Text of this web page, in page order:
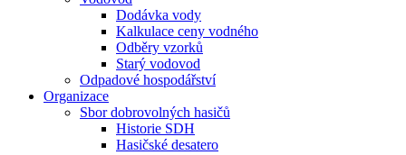
Dodávka vody
Kalkulace ceny vodného
Odběry vzorků
Starý vodovod
Odpadové hospodářství
Organizace
Sbor dobrovolných hasičů
Historie SDH
Hasičské desatero